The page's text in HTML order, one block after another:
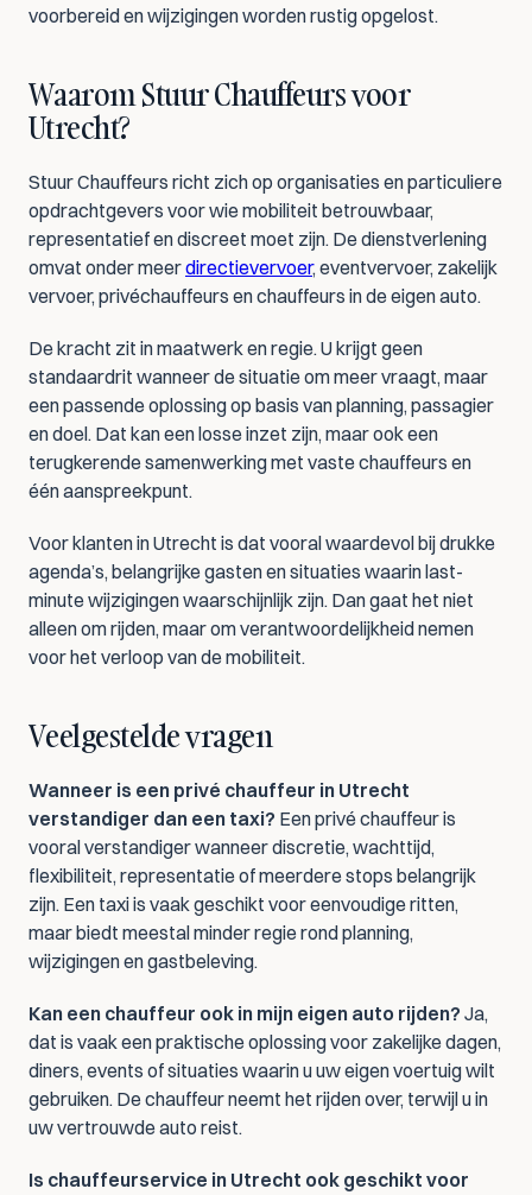
voorbereid en wijzigingen worden rustig opgelost.
Waarom Stuur Chauffeurs voor
Utrecht?
Stuur Chauffeurs richt zich op organisaties en particuliere
opdrachtgevers voor wie mobiliteit betrouwbaar,
representatief en discreet moet zijn. De dienstverlening
omvat onder meer directievervoer, eventvervoer, zakelijk
vervoer, privéchauffeurs en chauffeurs in de eigen auto.
De kracht zit in maatwerk en regie. U krijgt geen
standaardrit wanneer de situatie om meer vraagt, maar
een passende oplossing op basis van planning, passagier
en doel. Dat kan een losse inzet zijn, maar ook een
terugkerende samenwerking met vaste chauffeurs en
één aanspreekpunt.
Voor klanten in Utrecht is dat vooral waardevol bij drukke
agenda’s, belangrijke gasten en situaties waarin last-
minute wijzigingen waarschijnlijk zijn. Dan gaat het niet
alleen om rijden, maar om verantwoordelijkheid nemen
voor het verloop van de mobiliteit.
Veelgestelde vragen
Wanneer is een privé chauffeur in Utrecht
verstandiger dan een taxi? Een privé chauffeur is
vooral verstandiger wanneer discretie, wachttijd,
flexibiliteit, representatie of meerdere stops belangrijk
zijn. Een taxi is vaak geschikt voor eenvoudige ritten,
maar biedt meestal minder regie rond planning,
wijzigingen en gastbeleving.
Kan een chauffeur ook in mijn eigen auto rijden? Ja,
dat is vaak een praktische oplossing voor zakelijke dagen,
diners, events of situaties waarin u uw eigen voertuig wilt
gebruiken. De chauffeur neemt het rijden over, terwijl u in
uw vertrouwde auto reist.
Is chauffeurservice in Utrecht ook geschikt voor